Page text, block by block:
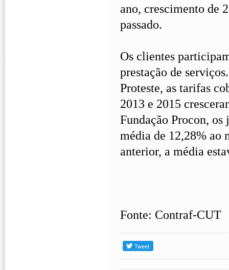
ano, crescimento de
passado.
Os clientes
prestação de
Proteste, as tarifas
2013 e 2015
Fundação Procon,
média de 12,28% ao
anterior, a média
Fonte: Contraf-CUT